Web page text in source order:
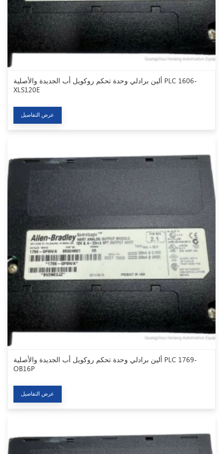
ألين برادلي وحدة تحكم روكويل أب الجديدة والأصلية PLC 1606-
XLS120E
عرض التفاصيل
ألين برادلي وحدة تحكم روكويل أب الجديدة والأصلية PLC 1769-
OB16P
عرض التفاصيل